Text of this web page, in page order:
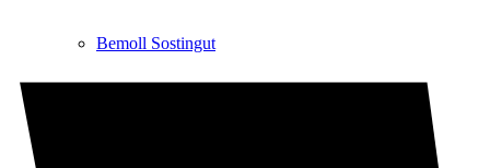
Bemoll Sostingut